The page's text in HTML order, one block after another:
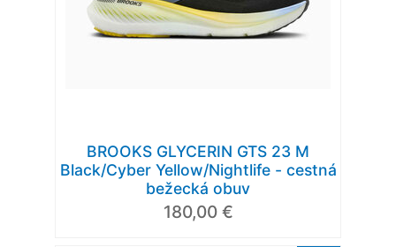
BROOKS GLYCERIN GTS 23 M
Black/Cyber Yellow/Nightlife - cestná
bežecká obuv
180,00 €